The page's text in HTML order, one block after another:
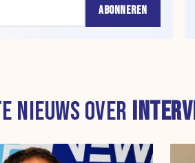
ABONNEREN
NIEUWS OVER